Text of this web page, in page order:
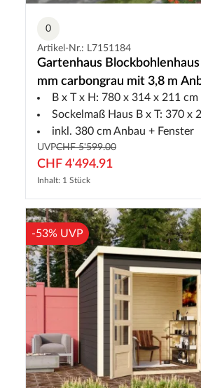
0
Artikel-Nr.: L7151184
Gartenhaus
mm carbongrau mit 3,8 m
B x T x H: 780 x 314 x 211 cm
Sockelmaß Haus B x T: 370 x
inkl. 380 cm Anbau + Fenster
UVPCHF 5'599.00
CHF 4'494.91
Inhalt: 1 Stück
-53% UVP